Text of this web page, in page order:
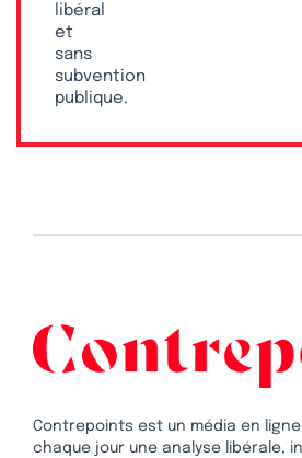
libéral
et
sans
subvention
publique.
Contrepoints est un média en
chaque jour une analyse libérale,